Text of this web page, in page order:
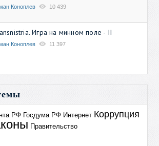
Коноплев 10 439
Игра на минном поле - II
Коноплев 11 397
РФ Госдума РФ Интернет Коррупция
Правительство